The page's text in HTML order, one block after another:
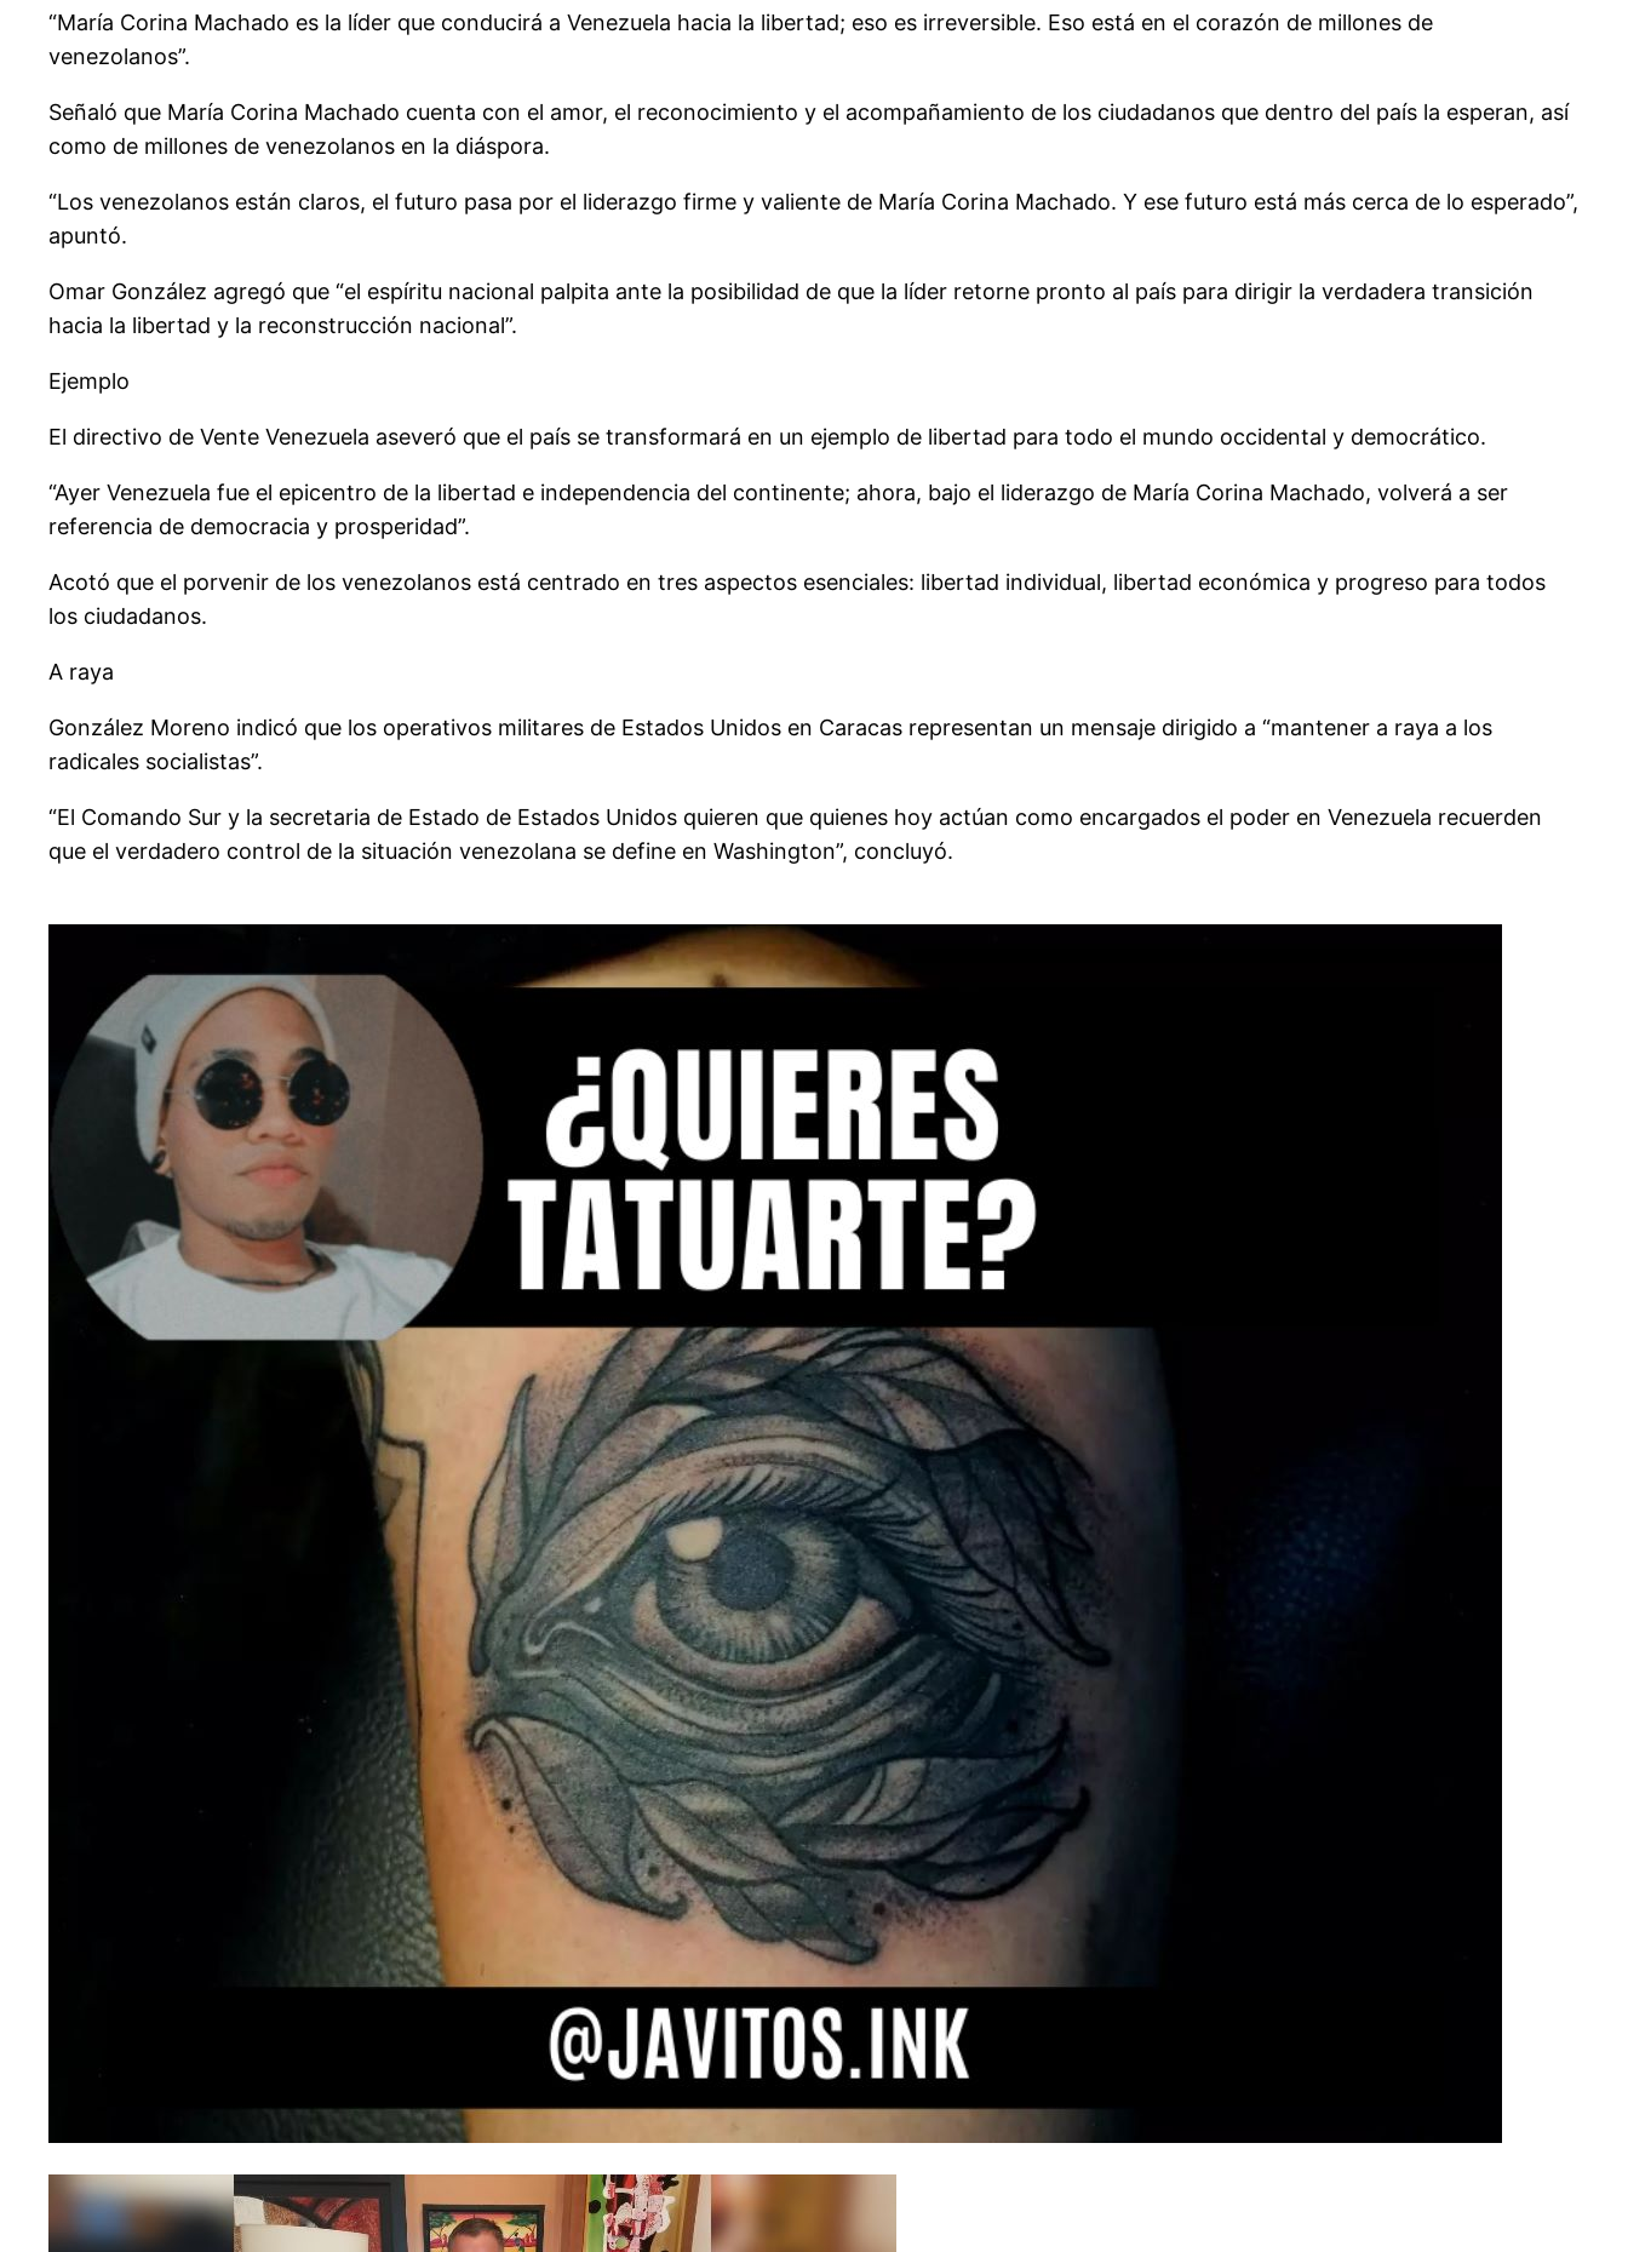
“María Corina Machado es la líder que conducirá a Venezuela hacia la libertad; eso es irreversible. Eso está en el corazón de millones de
venezolanos”.
Señaló que María Corina Machado cuenta con el amor, el reconocimiento y el acompañamiento de los ciudadanos que dentro del país la esperan, así
como de millones de venezolanos en la diáspora.
“Los venezolanos están claros, el futuro pasa por el liderazgo firme y valiente de María Corina Machado. Y ese futuro está más cerca de lo esperado”,
apuntó.
Omar González agregó que “el espíritu nacional palpita ante la posibilidad de que la líder retorne pronto al país para dirigir la verdadera transición
hacia la libertad y la reconstrucción nacional”.
Ejemplo
El directivo de Vente Venezuela aseveró que el país se transformará en un ejemplo de libertad para todo el mundo occidental y democrático.
“Ayer Venezuela fue el epicentro de la libertad e independencia del continente; ahora, bajo el liderazgo de María Corina Machado, volverá a ser
referencia de democracia y prosperidad”.
Acotó que el porvenir de los venezolanos está centrado en tres aspectos esenciales: libertad individual, libertad económica y progreso para todos
los ciudadanos.
A raya
González Moreno indicó que los operativos militares de Estados Unidos en Caracas representan un mensaje dirigido a “mantener a raya a los
radicales socialistas”.
“El Comando Sur y la secretaria de Estado de Estados Unidos quieren que quienes hoy actúan como encargados el poder en Venezuela recuerden
que el verdadero control de la situación venezolana se define en Washington”, concluyó.